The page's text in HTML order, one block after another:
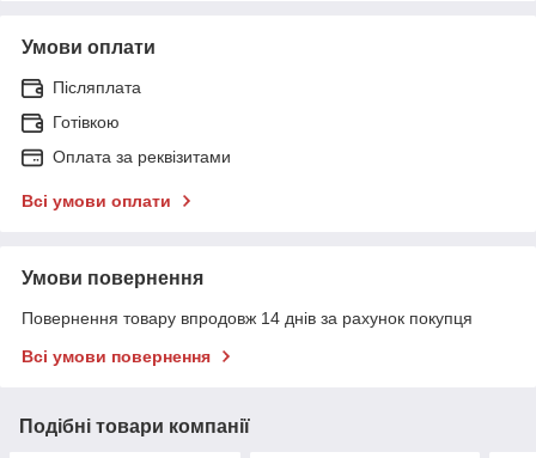
Умови оплати
Післяплата
Готівкою
Оплата за реквізитами
Всі умови оплати
Умови повернення
Повернення товару впродовж 14 днів за рахунок покупця
Всі умови повернення
Подібні товари компанії